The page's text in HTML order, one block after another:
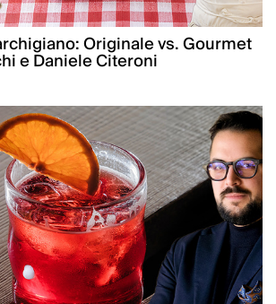
Originale vs. Gourmet
e Daniele Citeroni